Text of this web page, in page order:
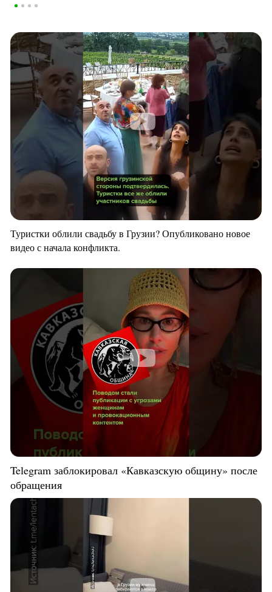
Туристки облили свадьбу в Грузии? Опубликовано новое
видео с начала конфликта.
Telegram заблокировал «Кавказскую общину» после
обращения